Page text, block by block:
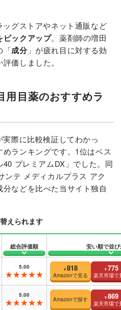
グストアやネット通販など
ピックアップ。薬剤師の増田
「成分」が疲れ目に対する効
価しました。
用目薬のおすすめラ
際に比較検証してわかっ
ランキングです。1位はベス
40 プレミアムDX」でした。同
ンテ メディカルプラス アク
などを比べた当サイト独自
えられます
総合評価順 安い順で並
5.00 ¥ 818
Amazonで見る
¥ 775
楽天市場で
5.00
Amazonで探す ¥ 869
楽天市場で